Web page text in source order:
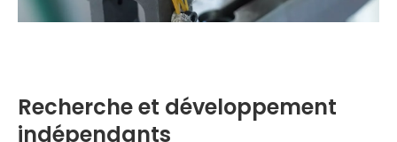
Recherche et développement
indépendants